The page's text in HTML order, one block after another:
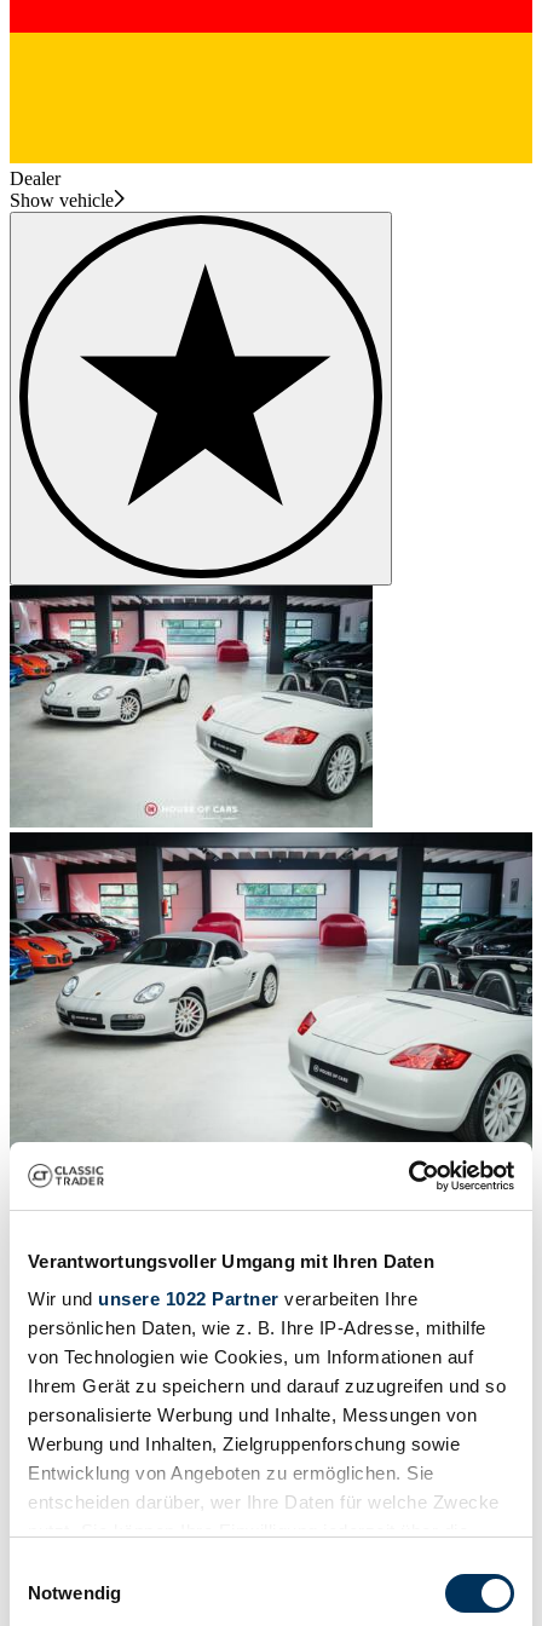
Verantwortungsvoller Umgang mit Ihren Daten
Wir und unsere 1022 Partner verarbeiten Ihre
persönlichen Daten, wie z. B. Ihre IP-Adresse, mithilfe
von Technologien wie Cookies, um Informationen auf
Ihrem Gerät zu speichern und darauf zuzugreifen und so
personalisierte Werbung und Inhalte, Messungen von
Werbung und Inhalten, Zielgruppenforschung sowie
Entwicklung von Angeboten zu ermöglichen. Sie
entscheiden darüber, wer Ihre Daten für welche Zwecke
Trigger Symbol ändern oder widerrufen
Notwendig
Dealer
Show vehicle
1/25
£41,081